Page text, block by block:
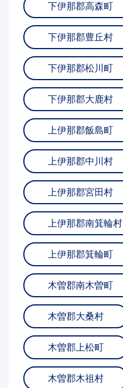
下伊那郡高森町
下伊那郡豊丘村
下伊那郡松川町
下伊那郡大鹿村
上伊那郡飯島町
上伊那郡中川村
上伊那郡宮田村
上伊那郡南箕輪村
上伊那郡箕輪町
木曽郡南木曽町
木曽郡大桑村
木曽郡上松町
木曽郡木祖村